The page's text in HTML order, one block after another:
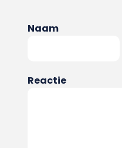
Naam
Reactie